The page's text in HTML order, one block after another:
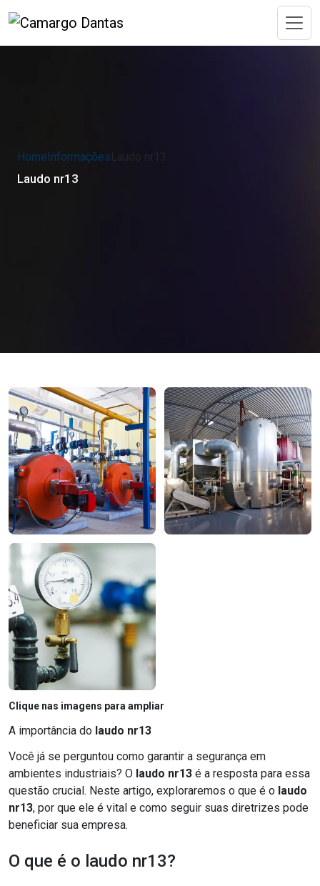
HomeInformações
Laudo nr13
Clique nas imagens para ampliar
A importância do laudo nr13
Você já se perguntou como garantir a segurança em
ambientes industriais? O laudo nr13 é a resposta para essa
questão crucial. Neste artigo, exploraremos o que é o laudo
nr13, por que ele é vital e como seguir suas diretrizes pode
beneficiar sua empresa.
O que é o laudo nr13?